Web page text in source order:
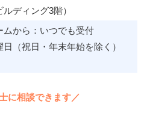
ディング3階）
ムから：いつでも受付
（祝日・年末年始を除く）
に相談できます／